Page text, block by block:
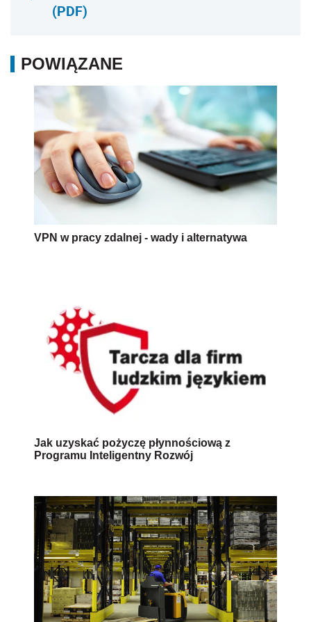
(PDF)
POWIĄZANE
VPN w pracy zdalnej - wady i alternatywa
Jak uzyskać pożyczę płynnościową z
Programu Inteligentny Rozwój